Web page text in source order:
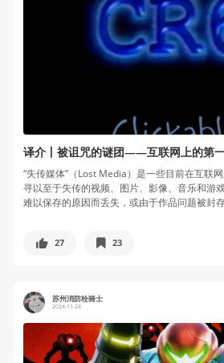
译介丨被诅咒的谜团——互联网上的第一
“失传媒体”（Lost Media）是一些目前在互联
寻以至于失传的视频、图片、影像、音乐和游
难以保存的原因而丢失，或由于作品问题被封
27 23
苏州消防栓骑士
2024-11-24